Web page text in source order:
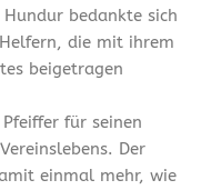
bedankte sich
die mit ihrem
beigetragen
für seinen
Der
einmal mehr, wie